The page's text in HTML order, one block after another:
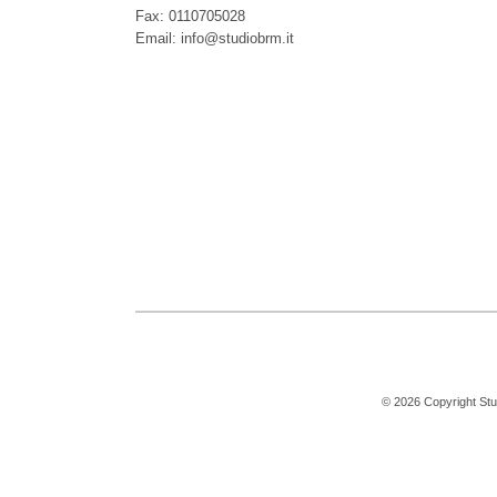
Fax: 0110705028
Email: info@studiobrm.it
© 2026 Copyright